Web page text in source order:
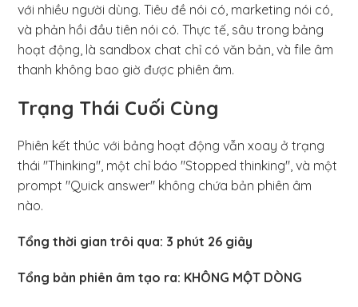
với nhiều người dùng. Tiêu đề nói có, marketing nói có,
và phản hồi đầu tiên nói có. Thực tế, sâu trong bảng
hoạt động, là sandbox chat chỉ có văn bản, và file âm
thanh không bao giờ được phiên âm.
Trạng Thái Cuối Cùng
Phiên kết thúc với bảng hoạt động vẫn xoay ở trạng
thái "Thinking", một chỉ báo "Stopped thinking", và một
prompt "Quick answer" không chứa bản phiên âm
nào.
Tổng thời gian trôi qua: 3 phút 26 giây
Tổng bản phiên âm tạo ra: KHÔNG MỘT DÒNG